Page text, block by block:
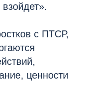
с ПТСР,
ценности